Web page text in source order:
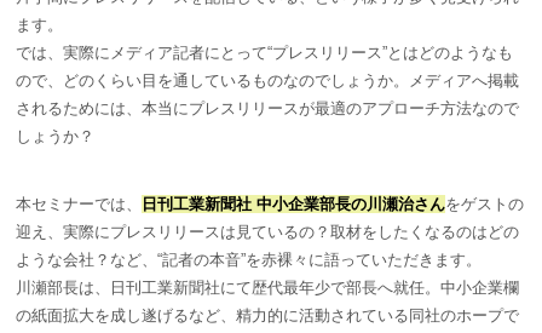
ます。
では、実際にメディア記者にとって“プレスリリース”とはどのようなも
ので、どのくらい目を通しているものなのでしょうか。メディアへ掲載
されるためには、本当にプレスリリースが最適のアプローチ方法なので
しょうか？
本セミナーでは、 日刊工業新聞社 中小企業部長の川瀬治さんをゲストの
迎え、実際にプレスリリースは見ているの？取材をしたくなるのはどの
ような会社？など、“記者の本音”を赤裸々に語っていただきます。
川瀬部長は、日刊工業新聞社にて歴代最年少で部長へ就任。中小企業欄
の紙面拡大を成し遂げるなど、精力的に活動されている同社のホープで